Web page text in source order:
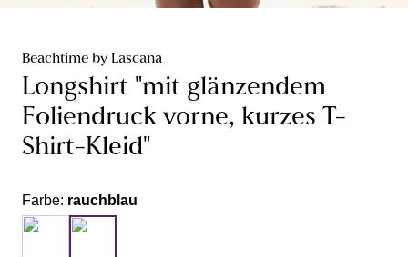
Beachtime by Lascana
Longshirt "mit glänzendem
Foliendruck vorne, kurzes T-
Shirt-Kleid"
Farbe: rauchblau